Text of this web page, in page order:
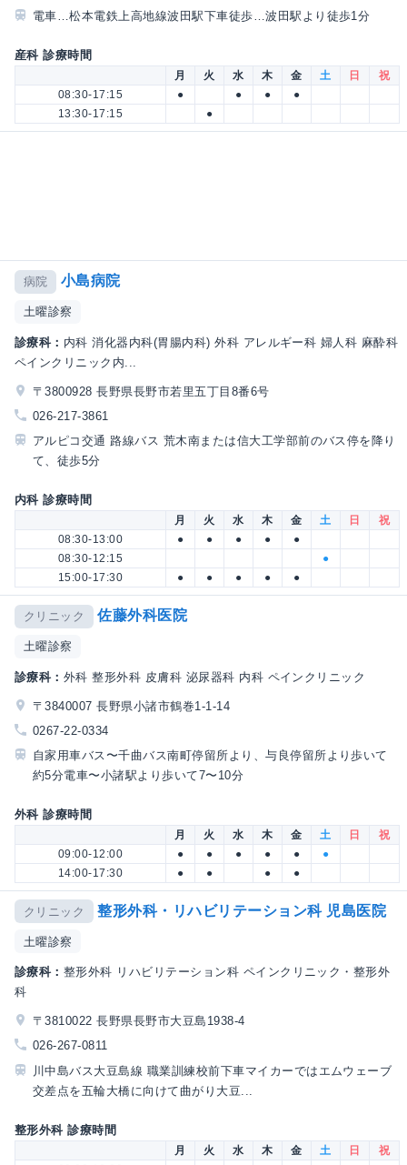
電車…松本電鉄上高地線波田駅下車徒歩…波田駅より徒歩1分
産科 診療時間
月 火 水 木 金 土 日
祝
08:30-17:15
● ● ●
●
13:30-17:15
●
病院 小島病院
土曜診察
診療科： 内科 消化器内科(胃腸内科) 外科 アレルギー科 婦人科 麻酔科
ペインクリニック内...
〒3800928 長野県長野市若里五丁目8番6号
026-217-3861
アルピコ交通 路線バス 荒木南または信大工学部前のバス停を降り
て、徒歩5分
内科 診療時間
月 火 水 木 金 土 日
祝
08:30-13:00
● ● ● ●
●
08:30-12:15
●
15:00-17:30
● ● ● ● ●
クリニック 佐藤外科医院
土曜診察
診療科： 外科 整形外科 皮膚科 泌尿器科 内科 ペインクリニック
〒3840007 長野県小諸市鶴巻1-1-14
0267-22-0334
自家用車バス〜千曲バス南町停留所より、与良停留所より歩いて
約5分電車〜小諸駅より歩いて7〜10分
外科 診療時間
月 火 水 木 金 土 日
祝
09:00-12:00
● ● ● ● ●
●
14:00-17:30
● ● ● ●
クリニック 整形外科・リハビリテーション科 児島医院
土曜診察
診療科： 整形外科 リハビリテーション科 ペインクリニック・整形外
科
〒3810022 長野県長野市大豆島1938-4
026-267-0811
川中島バス大豆島線 職業訓練校前下車マイカーではエムウェーブ
交差点を五輪大橋に向けて曲がり大豆...
整形外科 診療時間
月 火 水 木 金 土 日
祝